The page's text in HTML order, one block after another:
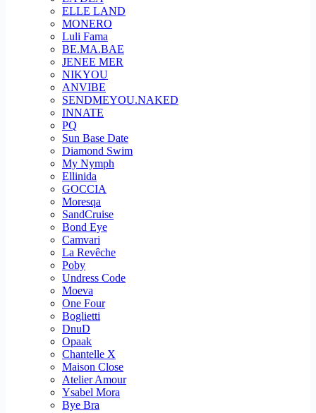
ELLE LAND
MONERO
Luli Fama
BE.MA.BAE
JENEE MER
NIKYOU
ANVIBE
SENDMEYOU.NAKED
INNATE
PQ
Sun Base Date
Diamond Swim
My Nymph
Ellinida
GOCCIA
Moresqa
SandCruise
Bond Eye
Camvari
La Revêche
Poby
Undress Code
Moeva
One Four
Boglietti
DnuD
Opaak
Chantelle X
Maison Close
Atelier Amour
Ysabel Mora
Bye Bra